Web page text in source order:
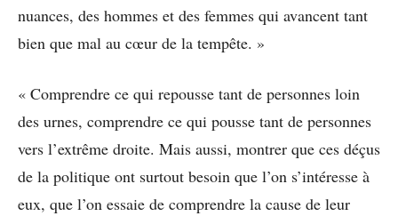
nuances, des hommes et des femmes qui avancent tant
bien que mal au cœur de la tempête. »
« Comprendre ce qui repousse tant de personnes loin
des urnes, comprendre ce qui pousse tant de personnes
vers l’extrême droite. Mais aussi, montrer que ces déçus
de la politique ont surtout besoin que l’on s’intéresse à
eux, que l’on essaie de comprendre la cause de leur